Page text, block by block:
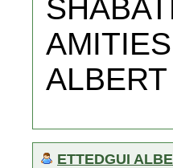
ETTEDGUI